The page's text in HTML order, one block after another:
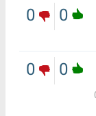
0
0
0
0